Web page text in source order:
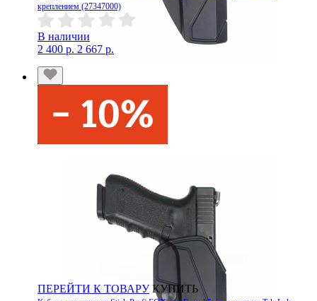
креплением (27347000)
В наличии
2 400 р. 2 667 р.
ПЕРЕЙТИ К ТОВАРУ КУПИТЬ